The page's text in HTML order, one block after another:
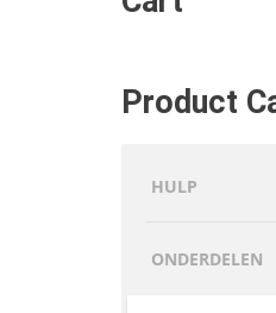
Product
HULP
ONDERDELEN